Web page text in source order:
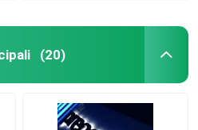
(20)